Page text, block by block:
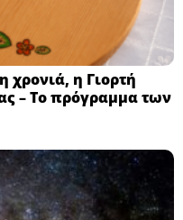
χρονιά, η Γιορτή
– Το πρόγραμμα των